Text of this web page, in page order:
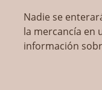
Nadie se
la mercancía en
información